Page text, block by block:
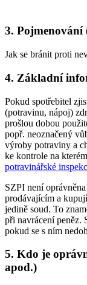
3. Pojmenování
Jak se bránit proti
4. Základní
Pokud spotřebitel
(potravinu, nápoj)
prošlou dobou
popř. neoznačený
výroby potraviny a
ke kontrole na
potravinářské
SZPI není
prodávajícím a
jedině soud. To
při navrácení peněz.
pokud se s ním
5. Kdo je
apod.)